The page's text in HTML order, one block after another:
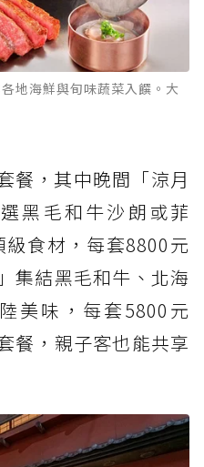
地海鮮與旬味蔬菜入饌。大
餐，其中晚間「涼月
黑毛和牛沙朗或菲
食材，每套8800元
集結黑毛和牛、北海
美味，每套5800元
餐，親子客也能共享